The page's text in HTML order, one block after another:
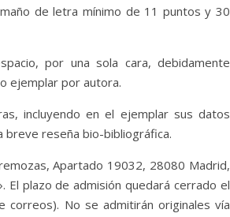
de letra mínimo de 11 puntos y 30
por una sola cara, debidamente
ejemplar por autora.
incluyendo en el ejemplar sus datos
breve reseña bio-bibliográfica.
Apartado 19032, 28080 Madrid,
El plazo de admisión quedará cerrado el
No se admitirán originales vía